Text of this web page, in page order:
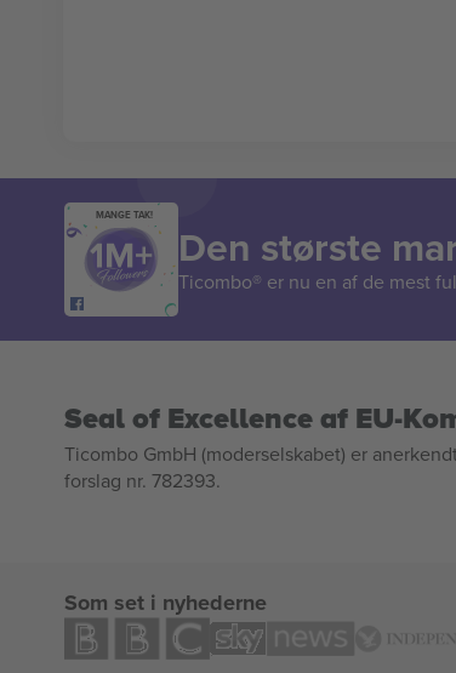
MANGE TAK!
Den største
Ticombo® er nu en af de mest
Seal of Excellence af EU-
Ticombo GmbH (moderselskabet) er
forslag nr. 782393.
Som set i nyhederne